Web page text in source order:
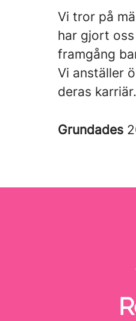
Vi tror på
har gjort
framgång
Vi anställer
deras
Grundades